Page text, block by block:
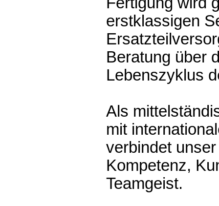
erstklassigen
Beratung über
Lebenszyklus
Als
mit
verbindet
Kompetenz,
Teamgeist.